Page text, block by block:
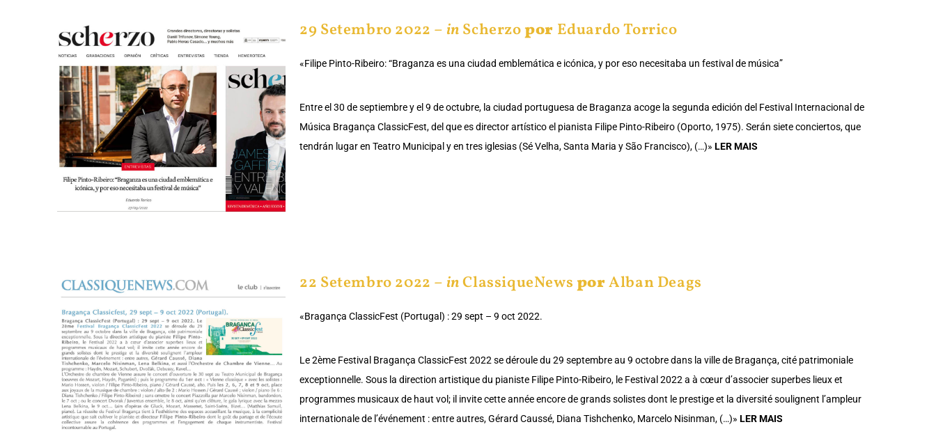
29 Setembro 2022 – inScherzopor Eduardo Torrico
«Filipe Pinto-Ribeiro: “Braganza es una ciudad emblemática e icónica, y por eso necesitaba un festival de música”
Entre el 30 de septiembre y el 9 de octubre, la ciudad portuguesa de Braganza acoge la segunda edición del Festival Internacional de
Música Bragança ClassicFest, del que es director artístico el pianista Filipe Pinto-Ribeiro (Oporto, 1975). Serán siete conciertos, que
tendrán lugar en Teatro Municipal y en tres iglesias (Sé Velha, Santa Maria y São Francisco), (…)»LER MAIS
22 Setembro 2022 – inClassiqueNewsporAlban Deags
«Bragança ClassicFest (Portugal) : 29 sept – 9 oct 2022.
Le 2ème Festival Bragança ClassicFest 2022 se déroule du 29 septembre au 9 octobre dans la ville de Bragança, cité patrimoniale
exceptionnelle. Sous la direction artistique du pianiste Filipe Pinto-Ribeiro, le Festival 2022 a à cœur d’associer superbes lieux et
programmes musicaux de haut vol; il invite cette année encore de grands solistes dont le prestige et la diversité soulignent l’ampleur
internationale de l’événement : entre autres, Gérard Caussé, Diana Tishchenko, Marcelo Nisinman, (…)»LER MAIS